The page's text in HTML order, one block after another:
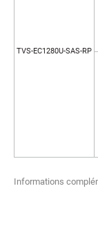
TVS-EC1280U-SAS-RP
Informations